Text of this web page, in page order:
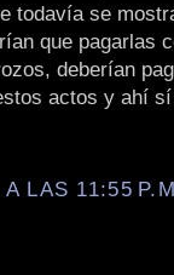
todavía se
que pagarlas
deberían
actos y ahí
LAS 11:55